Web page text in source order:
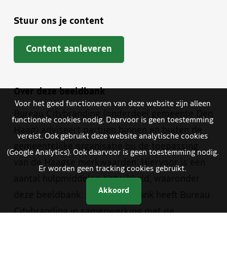
Stuur ons je content
Content aanleveren
Over deze beeldbank
Bureau Citybranding (onderdeel gemeente Den
Haag) adviseert partijen binnen en buiten de
gemeentelijke organisatie bij de toepassing
van de Haagse merkwaarden. Hiervoor is een
aantal hulpmiddelen ontwikkeld, waaronder
deze beeldbank. Deze beeldbank heeft Bureau
Citybranding in samenwerking met de
Voor het goed functioneren van deze website zijn alleen
functionele cookies nodig. Daarvoor is geen toestemming
vereist. Ook gebruikt deze website analytische cookies
(Google Analytics). Ook daarvoor is geen toestemming nodig.
Er worden geen tracking cookies gebruikt.
Akkoord